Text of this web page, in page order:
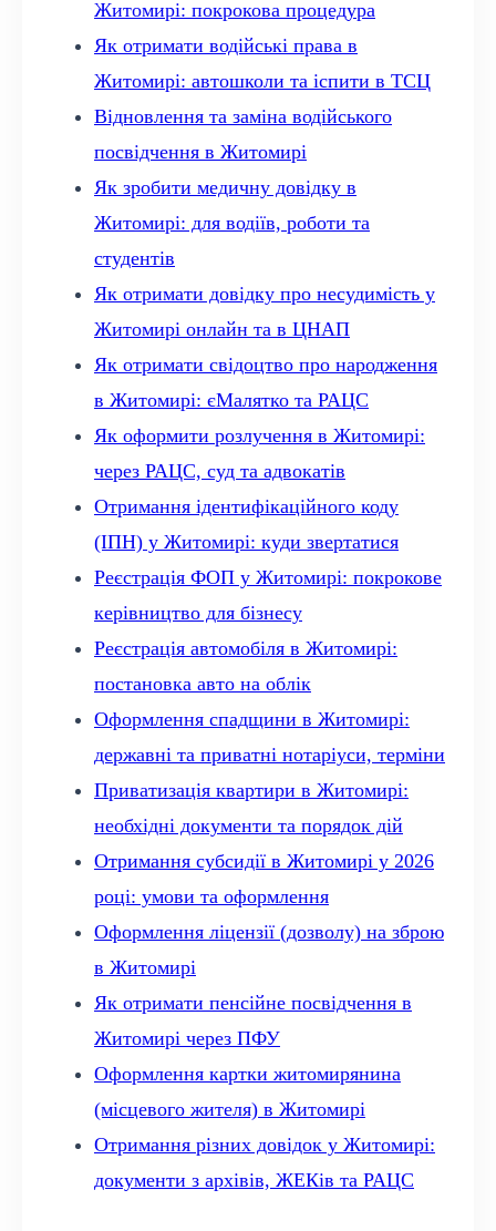
Житомирі: покрокова процедура
Як отримати водійські права в
Житомирі: автошколи та іспити в ТСЦ
Відновлення та заміна водійського
посвідчення в Житомирі
Як зробити медичну довідку в
Житомирі: для водіїв, роботи та
студентів
Як отримати довідку про несудимість у
Житомирі онлайн та в ЦНАП
Як отримати свідоцтво про народження
в Житомирі: єМалятко та РАЦС
Як оформити розлучення в Житомирі:
через РАЦС, суд та адвокатів
Отримання ідентифікаційного коду
(ІПН) у Житомирі: куди звертатися
Реєстрація ФОП у Житомирі: покрокове
керівництво для бізнесу
Реєстрація автомобіля в Житомирі:
постановка авто на облік
Оформлення спадщини в Житомирі:
державні та приватні нотаріуси, терміни
Приватизація квартири в Житомирі:
необхідні документи та порядок дій
Отримання субсидії в Житомирі у 2026
році: умови та оформлення
Оформлення ліцензії (дозволу) на зброю
в Житомирі
Як отримати пенсійне посвідчення в
Житомирі через ПФУ
Оформлення картки житомирянина
(місцевого жителя) в Житомирі
Отримання різних довідок у Житомирі:
документи з архівів, ЖЕКів та РАЦС